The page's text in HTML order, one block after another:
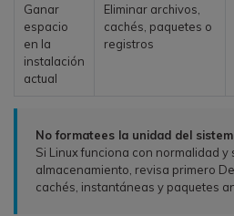
Ganar
espacio
en la
instalación
actual
Eliminar archivos,
cachés, paquetes o
registros
No formatees la unidad del
Si Linux funciona con normalidad y
almacenamiento, revisa primero
cachés, instantáneas y paquetes